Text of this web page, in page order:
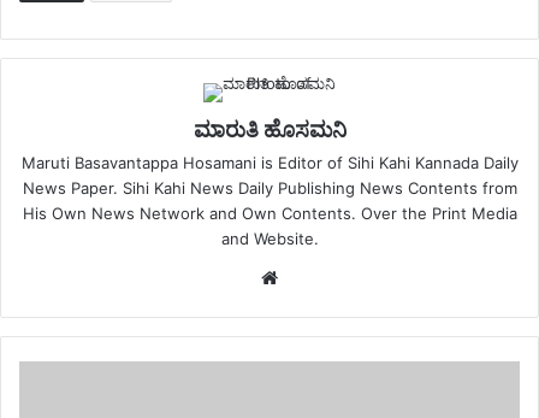
ಮಾರುತಿ ಹೊಸಮನಿ
Maruti Basavantappa Hosamani is Editor of Sihi Kahi Kannada Daily
News Paper. Sihi Kahi News Daily Publishing News Contents from
His Own News Network and Own Contents. Over the Print Media
and Website.
Website